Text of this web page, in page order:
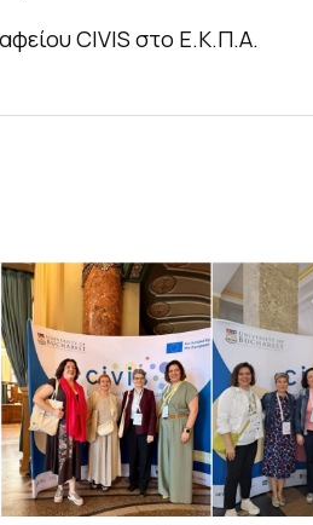
CIVIS στο Ε.Κ.Π.Α.